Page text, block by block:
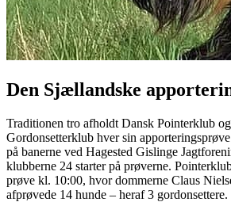
Den Sjællandske
Traditionen tro afholdt Dansk Pointerklub
Gordonsetterklub hver sin
på banerne ved Hagested Gislinge
klubberne 24 starter på prøverne.
prøve kl. 10:00, hvor dommerne Claus
afprøvede 14 hunde – heraf 3 gordonsettere.